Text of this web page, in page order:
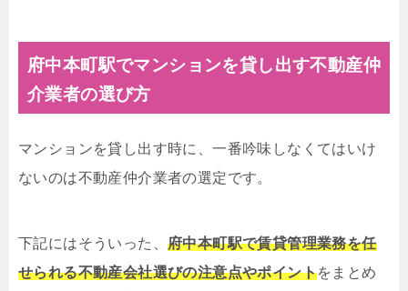
府中本町駅でマンションを貸し出す不動産仲
介業者の選び方
マンションを貸し出す時に、一番吟味しなくてはいけ
ないのは不動産仲介業者の選定です。
下記にはそういった、 府中本町駅で賃貸管理業務を任
せられる不動産会社選びの注意点やポイントをまとめ